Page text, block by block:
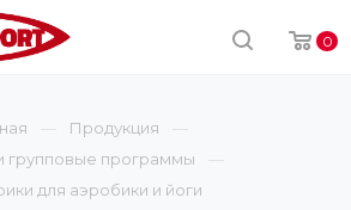
0
Продукция
групповые программы
для аэробики и йоги